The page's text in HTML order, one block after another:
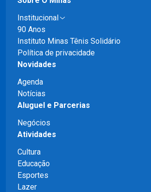
Institucional
90 Anos
Instituto Minas Tênis Solidário
Política de privacidade
Novidades
Agenda
Notícias
Aluguel e Parcerias
Negócios
Atividades
Cultura
Educação
Esportes
Lazer